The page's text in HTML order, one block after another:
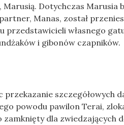
Dotychczas Marusia
Manas, został
przedstawicieli własnego
i gibonów czapników.
szczegółowych
powodu pawilon Terai,
dla zwiedzających